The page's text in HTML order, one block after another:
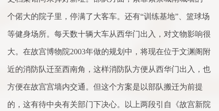
个偌大的院子里，停满了大客车。还有“训练基地”、篮球场
等健身场所。每天数十辆大车从西华门出入，对文物影响很
大。在故宫博物院2003年做的规划中，将现在位于文渊阁附
近的消防队迁至西南角，这样消防队方便从西华门出入，也
方便在故宫宫墙内交通。但这个方案是以部队搬迁为前提
的，这有待中央有关部门下决心。以上两段引自《故宫新院